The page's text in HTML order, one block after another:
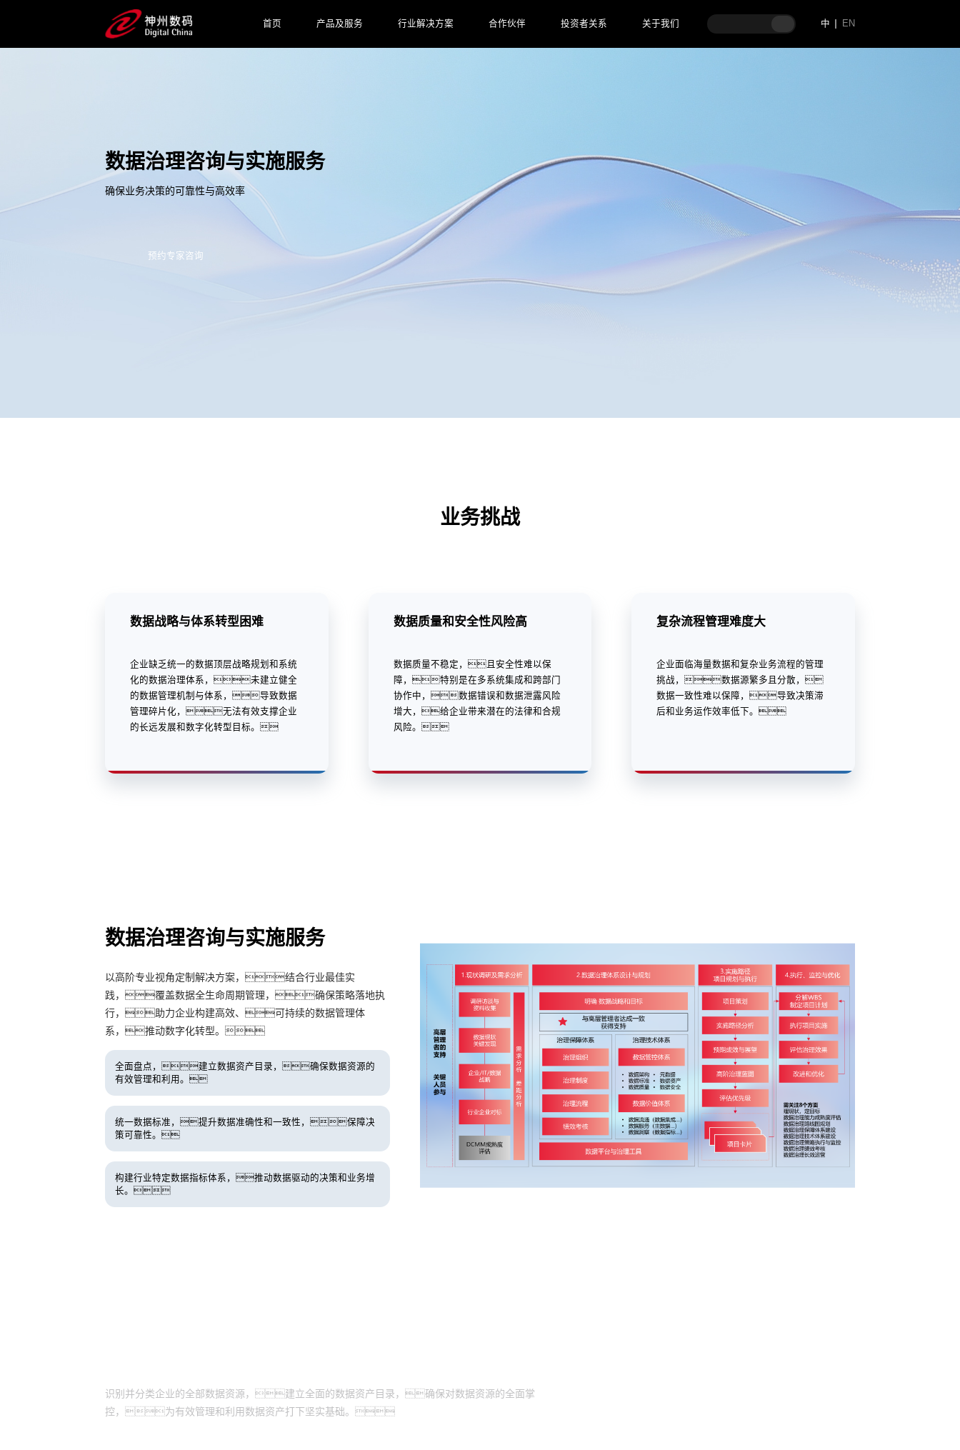
首页 产品及服务 行业解决方案 合作伙伴 投资者关系 关于我们 中 EN
数据治理咨询与实施服务
确保业务决策的可靠性与高效率
预约专家咨询
业务挑战
数据战略与体系转型困难
企业缺乏统一的数据顶层战略规划和系统
化的数据治理体系，未建立健全
的数据管理机制与体系，导致数据
管理碎片化，无法有效支撑企业
的长远发展和数字化转型目标。
数据质量和安全性风险高
数据质量不稳定，且安全性难以保
障，特别是在多系统集成和跨部门
协作中，数据错误和数据泄露风险
增大，给企业带来潜在的法律和合规
风险。
复杂流程管理难度大
企业面临海量数据和复杂业务流程的管理
挑战，数据源繁多且分散，
数据一致性难以保障，导致决策滞
后和业务运作效率低下。
数据治理咨询与实施服务
以高阶专业视角定制解决方案，结合行业最佳实
践，覆盖数据全生命周期管理，确保策略落地执
行，助力企业构建高效、可持续的数据管理体
系，推动数字化转型。
全面盘点，建立数据资产目录，确保数据资源的
有效管理和利用。
统一数据标准，提升数据准确性和一致性，保障决
策可靠性。
构建行业特定数据指标体系，推动数据驱动的决策和业务增
长。
识别并分类企业的全部数据资源，建立全面的数据资产目录，确保对数据资源的全面掌
控，为有效管理和利用数据资产打下坚实基础。